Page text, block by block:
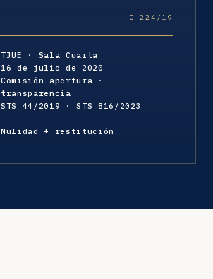
C-224/19
TJUE · Sala Cuarta
16 de julio de 2020
Comisión apertura ·
transparencia
STS 44/2019 · STS 816/2023
Nulidad + restitución